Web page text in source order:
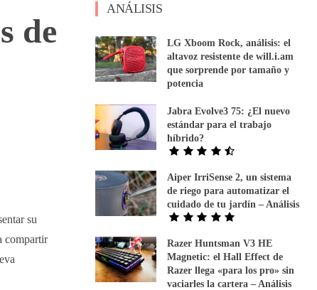
de
su
compartir
ANÁLISIS
LG Xboom Rock, análisis: el
altavoz resistente de will.i.am
que sorprende por tamaño y
potencia
Jabra Evolve3 75: ¿El nuevo
estándar para el trabajo
híbrido?
Aiper IrriSense 2, un sistema
de riego para automatizar el
cuidado de tu jardín – Análisis
Razer Huntsman V3 HE
Magnetic: el Hall Effect de
Razer llega «para los pro» sin
vaciarles la cartera – Análisis